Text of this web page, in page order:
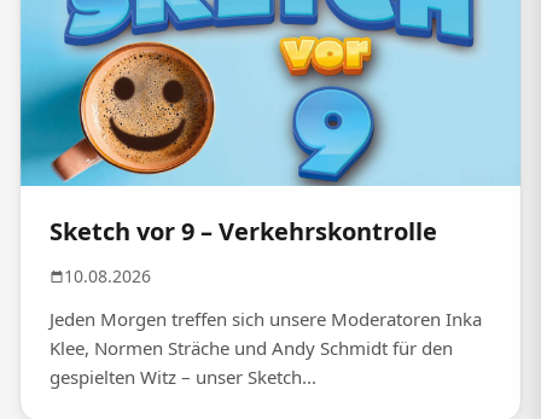
Sketch vor 9 – Verkehrskontrolle
10.08.2026
Jeden Morgen treffen sich unsere Moderatoren Inka
Klee, Normen Sträche und Andy Schmidt für den
gespielten Witz – unser Sketch...